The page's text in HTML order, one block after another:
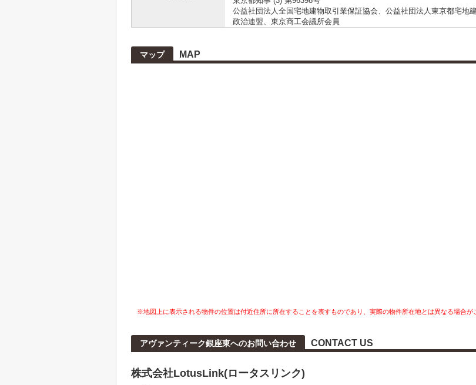
公益社団法人全国宅地建物取引業保証協会、公益社団法人東京都宅地
政治連盟、東京商工会議所会員
マップ MAP
※地図上に表示される物件の位置は付近住所に所在することを表すものであり、実際の物件所在地とは異なる場合が
アヴァンティーク銀座東へのお問い合わせ CONTACT US
株式会社LotusLink(ロータスリンク)